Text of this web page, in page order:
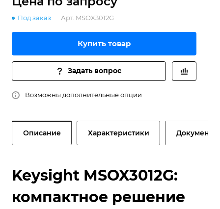
Под заказ Арт. MSOX3012G
Купить товар
Задать вопрос
Возможны дополнительные опции
Описание Характеристики Документы
Keysight MSOX3012G:
компактное решение